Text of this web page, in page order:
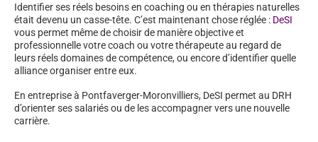
Identifier ses réels besoins en coaching ou en thérapies naturelles
était devenu un casse-tête. C’est maintenant chose réglée : DeSI
vous permet même de choisir de manière objective et
professionnelle votre coach ou votre thérapeute au regard de
leurs réels domaines de compétence, ou encore d’identifier quelle
alliance organiser entre eux.
En entreprise à Pontfaverger-Moronvilliers, DeSI permet au DRH
d’orienter ses salariés ou de les accompagner vers une nouvelle
carrière.